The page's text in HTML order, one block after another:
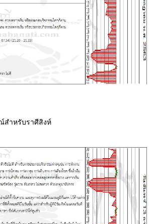
ำหรับราศีสิงห์